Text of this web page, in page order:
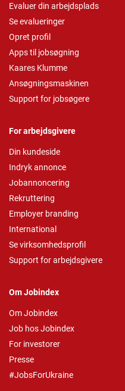
Evaluer din arbejdsplads
Se evalueringer
Opret profil
Apps til jobsøgning
Kaares Klumme
Ansøgningsmaskinen
Support for jobsøgere
For arbejdsgivere
Din kundeside
Indryk annonce
Jobannoncering
Rekruttering
Employer branding
International
Se virksomhedsprofil
Support for arbejdsgivere
Om Jobindex
Om Jobindex
Job hos Jobindex
For investorer
Presse
#JobsForUkraine